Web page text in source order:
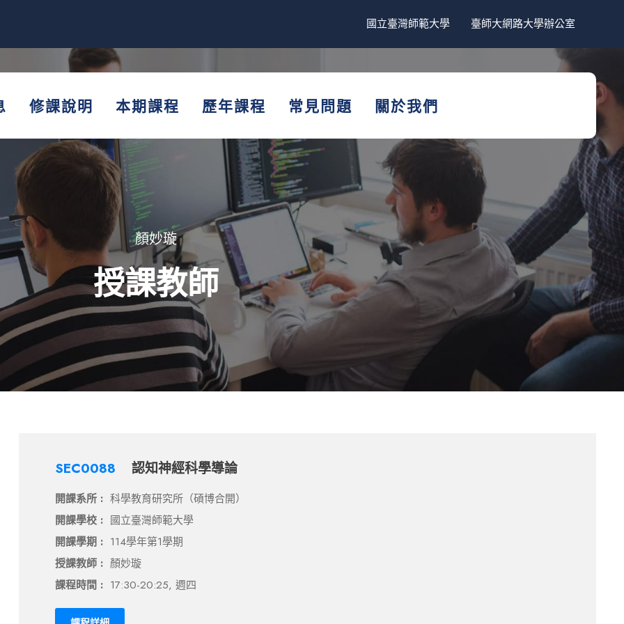
國立臺灣師範大學 臺師大網路大學辦公室
修課說明 本期課程 歷年課程 常見問題 關於我們
顏妙璇
授課教師
SEC0088 認知神經科學導論
開課系所 : 科學教育研究所（碩博合開）
開課學校 : 國立臺灣師範大學
開課學期 : 114學年第1學期
授課教師 : 顏妙璇
課程時間 : 17:30-20:25, 週四